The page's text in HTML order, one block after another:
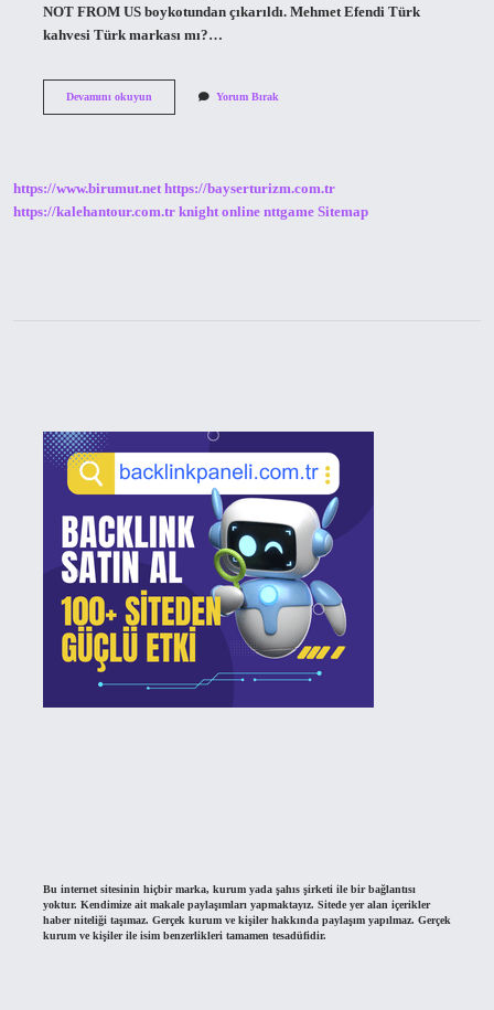
NOT FROM US boykotundan çıkarıldı. Mehmet Efendi Türk
kahvesi Türk markası mı?…
Devamını okuyunMehmet
Yorum Bırak
https://www.birumut.net https://bayserturizm.com.tr
https://kalehantour.com.tr knight online nttgame Sitemap
Bu internet sitesinin hiçbir marka, kurum yada şahıs şirketi ile bir bağlantısı
yoktur. Kendimize ait makale paylaşımları yapmaktayız. Sitede yer alan içerikler
haber niteliği taşımaz. Gerçek kurum ve kişiler hakkında paylaşım yapılmaz. Gerçek
kurum ve kişiler ile isim benzerlikleri tamamen tesadüfidir.